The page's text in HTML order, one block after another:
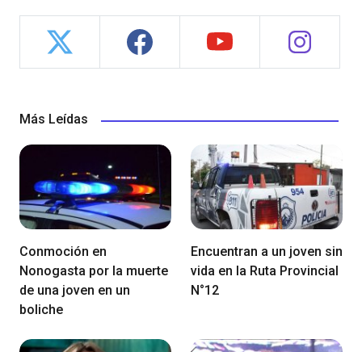
Más Leídas
Conmoción en
Nonogasta por la muerte
de una joven en un
boliche
Encuentran a un joven sin
vida en la Ruta Provincial
N°12